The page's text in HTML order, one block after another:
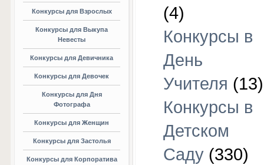
Конкурсы для Взрослых
Конкурсы для Выкупа
Невесты
Конкурсы для Девичника
Конкурсы для Девочек
Конкурсы для Дня
Фотографа
Конкурсы для Женщин
Конкурсы для Застолья
Конкурсы для Корпоратива
(4)
Конкурсы в
День
Учителя (13)
Конкурсы в
Детском
Саду(330)